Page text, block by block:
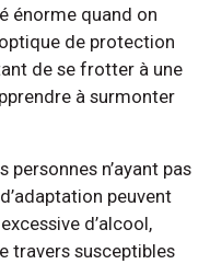
énorme quand on
de protection
de se frotter à une
à surmonter
personnes n’ayant pas
peuvent
d’alcool,
travers susceptibles